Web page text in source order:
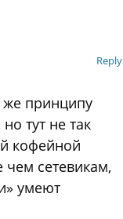
принципу
тут не так
кофейной
сетевикам,
умеют
Reply